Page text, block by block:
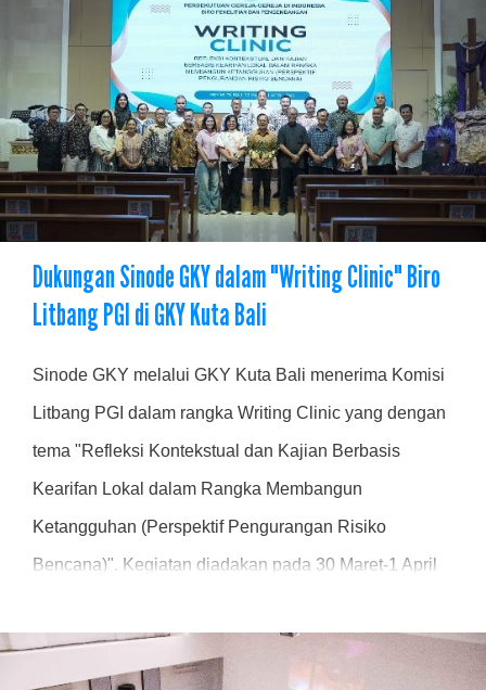
Dukungan Sinode GKY dalam "Writing Clinic" Biro
Litbang PGI di GKY Kuta Bali
Sinode GKY melalui GKY Kuta Bali menerima Komisi
Litbang PGI dalam rangka Writing Clinic yang dengan
tema "Refleksi Kontekstual dan Kajian Berbasis
Kearifan Lokal dalam Rangka Membangun
Ketangguhan (Perspektif Pengurangan Risiko
Bencana)". Kegiatan diadakan pada 30 Maret-1 April
Darmawan dan